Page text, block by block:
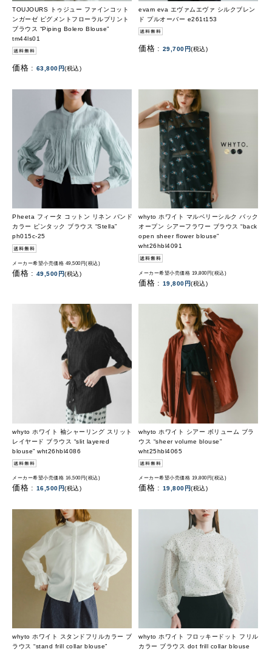
TOUJOURS トゥジュー ファインコット
ンガーゼ ピグメントフローラルプリント
ブラウス “Piping Bolero Blouse”
tm44ls01
価格 : 63,800円(税込)
evam eva エヴァムエヴァ シルクブレン
ド プルオーバー e261t153
価格 : 29,700円(税込)
Pheeta フィータ コットン リネン バンド
カラー ピンタック ブラウス “Stella”
ph015c-25
メーカー希望小売価格 49,500円(税込)
価格 : 49,500円(税込)
whyto ホワイト マルベリーシルク バック
オープン シアーフラワー ブラウス “back
open sheer flower blouse”
wht26hbl4091
メーカー希望小売価格 19,800円(税込)
価格 : 19,800円(税込)
whyto ホワイト 袖シャーリング スリット
レイヤード ブラウス “slit layered
blouse” wht26hbl4086
メーカー希望小売価格 16,500円(税込)
価格 : 16,500円(税込)
whyto ホワイト シアー ボリューム ブラ
ウス “sheer volume blouse”
wht25hbl4065
メーカー希望小売価格 19,800円(税込)
価格 : 19,800円(税込)
whyto ホワイト スタンドフリルカラー ブ
ラウス “stand frill collar blouse”
whyto ホワイト フロッキードット フリル
カラー ブラウス dot frill collar blouse